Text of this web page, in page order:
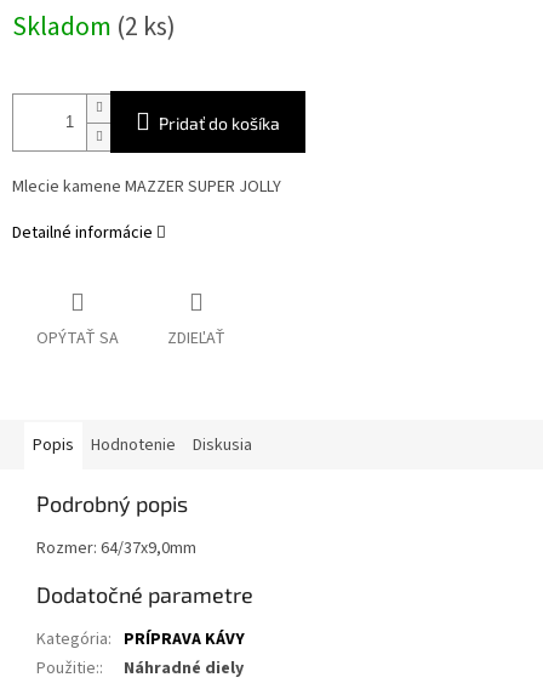
cena:
Skladom (2 ks)
Pridať do košíka
Mlecie kamene MAZZER SUPER JOLLY
Detailné informácie
OPÝTAŤ SA ZDIEĽAŤ
Popis Hodnotenie Diskusia
Podrobný popis
Rozmer: 64/37x9,0mm
Dodatočné parametre
Kategória: PRÍPRAVA KÁVY
Použitie:: Náhradné diely